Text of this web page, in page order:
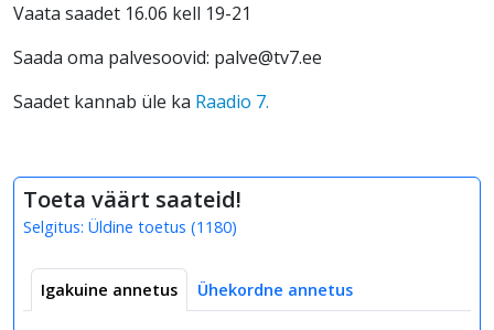
Vaata saadet 16.06 kell 19-21
Saada oma palvesoovid: palve@tv7.ee
Saadet kannab üle ka Raadio 7.
Toeta väärt saateid!
Selgitus: Üldine toetus (1180)
Igakuine annetus Ühekordne annetus